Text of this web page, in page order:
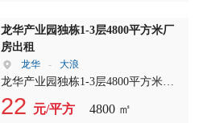
等，好招工，租金20起租。
龙华产业园独栋1-3层4800平方米厂
房出租
龙华 - 大浪
龙华产业园独栋1-3层4800平方米厂
房出租，园区形象非常漂亮，地处成
熟工业园区中心位置靠近西平、临近
22 元/平方 4800 ㎡